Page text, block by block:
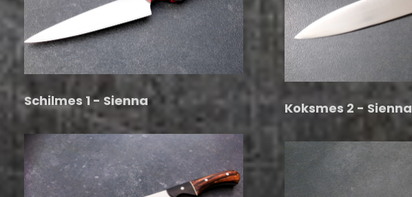
Schilmes 1 - Sienna Koksmes 2 - Sienna